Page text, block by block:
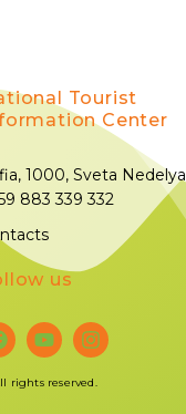
Tourist
Center
1000, Sveta
883 339 332
us
rights reserved.